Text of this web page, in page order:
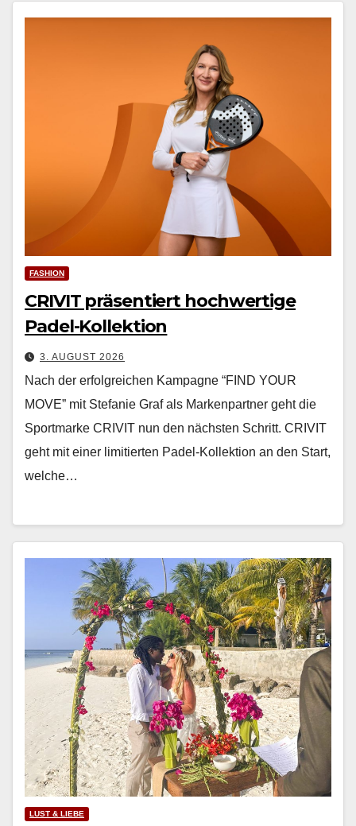
FASHION
CRIVIT präsentiert hochwertige
Padel-Kollektion
3. AUGUST 2026
Nach der erfol­gre­ichen Kam­pagne “FIND YOUR
MOVE” mit Ste­fanie Graf als Marken­part­ner geht die
Sport­marke CRIVIT nun den näch­sten Schritt. CRIVIT
geht mit ein­er lim­i­tierten Padel-Kollek­tion an den Start,
welche…
LUST & LIEBE